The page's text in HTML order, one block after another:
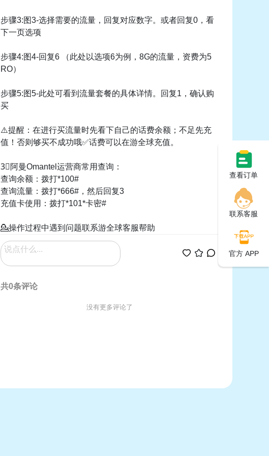
步骤3:图3-选择需要的流量，回复对应数字。或者回复0，看
下一页选项
步骤4:图4-回复6 （此处以选项6为例，8G的流量，资费为5
RO）
步骤5:图5-此处可看到流量套餐的具体详情。回复1，确认购
买
⚠️提醒：在进行买流量时先看下自己的话费余额；不足先充
值！否则够买不成功哦✅话费可以在游全球充值。
3⃣️阿曼Omantel运营商常用查询：
查询余额：拨打*100#
查询流量：拨打*666#，然后回复3
充值卡使用：拨打*101*卡密#
共0条评论
没有更多评论了
查看订单
联系客服
官方 APP